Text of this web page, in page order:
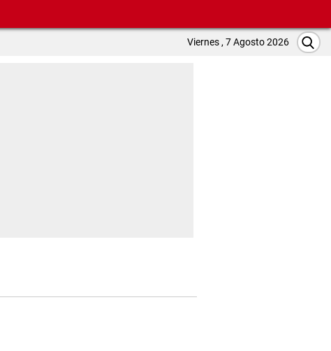
Viernes , 7 Agosto 2026